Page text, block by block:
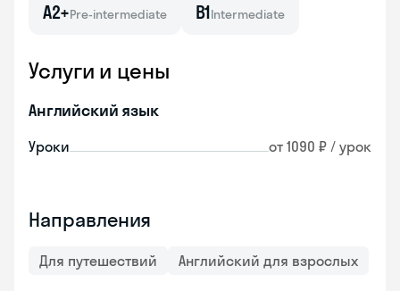
A2+Pre-intermediate B1Intermediate
Услуги и цены
Английский язык
Уроки от 1090 ₽ / урок
Направления
Для путешествий Английский для взрослых